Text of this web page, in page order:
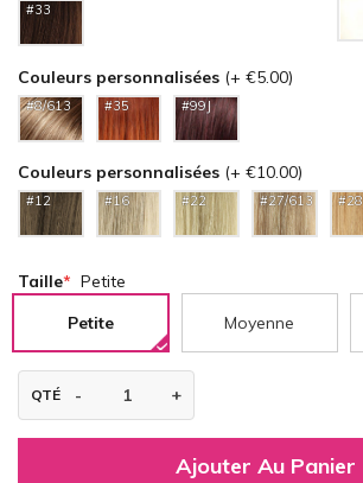
#33
Couleurs personnalisées (+ €5.00)
#8/613 #35 #99J
Couleurs personnalisées (+ €10.00)
#12 #16 #22 #27/613 #28
Taille Petite
Petite Moyenne
QTÉ
Ajouter Au Panier